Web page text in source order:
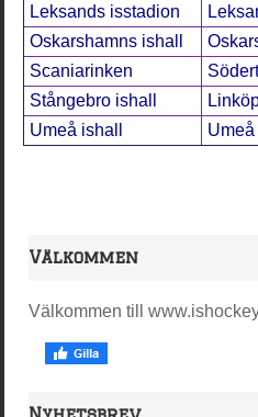
Leksands isstadion
Oskarshamns ishall
Scaniarinken
Stångebro ishall
Umeå ishall
Umeå
Välkommen
Välkommen till